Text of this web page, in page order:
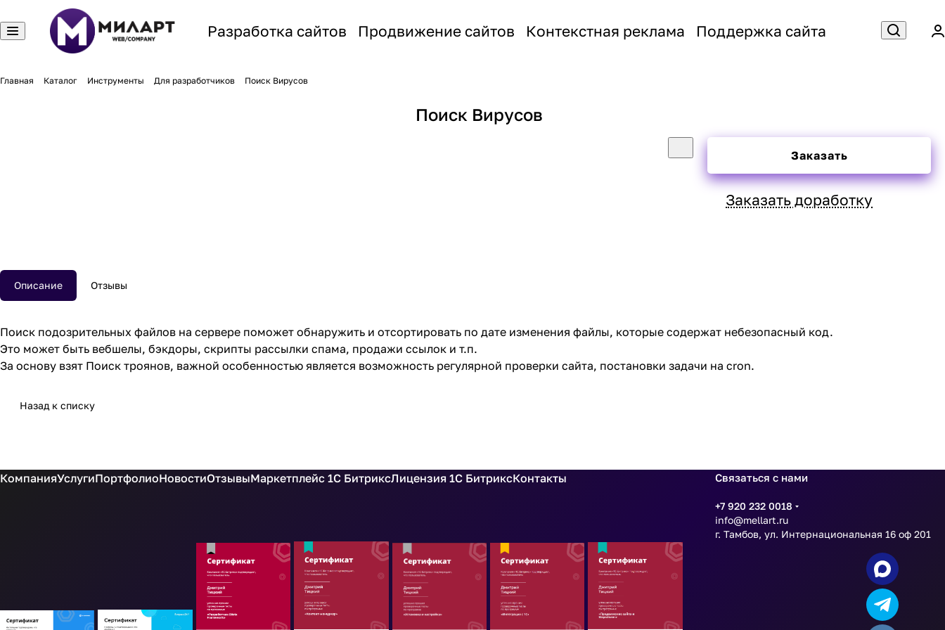
Разработка сайтов Продвижение сайтов Контекстная реклама Поддержка сайта
Главная Каталог Инструменты Для разработчиков Поиск Вирусов
Поиск Вирусов
Заказать
Заказать доработку
Описание Отзывы
Поиск подозрительных файлов на сервере поможет обнаружить и отсортировать по дате изменения файлы, которые содержат небезопасный код.
Это может быть вебшелы, бэкдоры, скрипты рассылки спама, продажи ссылок и т.п.
За основу взят Поиск троянов, важной особенностью является возможность регулярной проверки сайта, постановки задачи на cron.
Назад к списку
КомпанияУслугиПортфолиоНовостиОтзывыМаркетплейс 1С БитриксЛицензия 1С БитриксКонтакты Связаться с нами
+7 920 232 0018
info@mellart.ru
г. Тамбов, ул. Интернациональная 16 оф 201